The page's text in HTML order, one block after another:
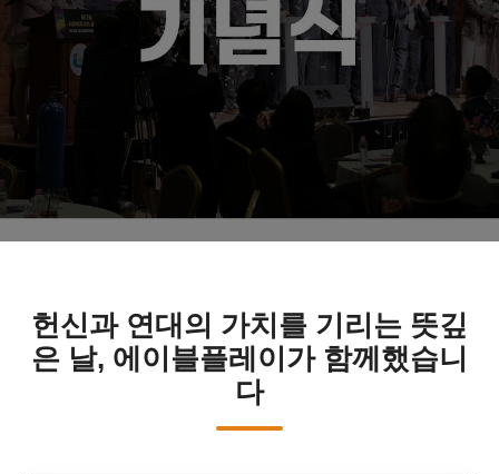
헌신과 연대의 가치를 기리는 뜻깊
은 날, 에이블플레이가 함께했습니
다